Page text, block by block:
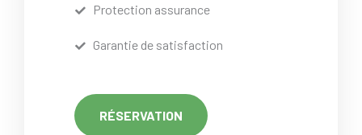
Protection assurance
Garantie de satisfaction
RÉSERVATION